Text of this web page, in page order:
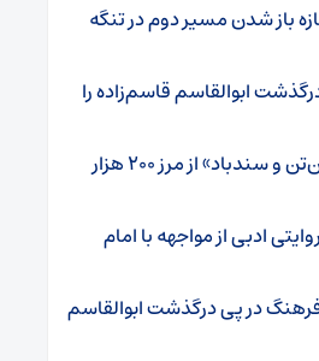
باز شدن مسیر دوم در تنگه
ابوالقاسم قاسم‌زاده را
چاپ چهل‌ونهم «تن‌تن و سندباد» از مرز ۲۰۰ هزار
ادبی از مواجهه با امام
در پی درگذشت ابوالقاسم